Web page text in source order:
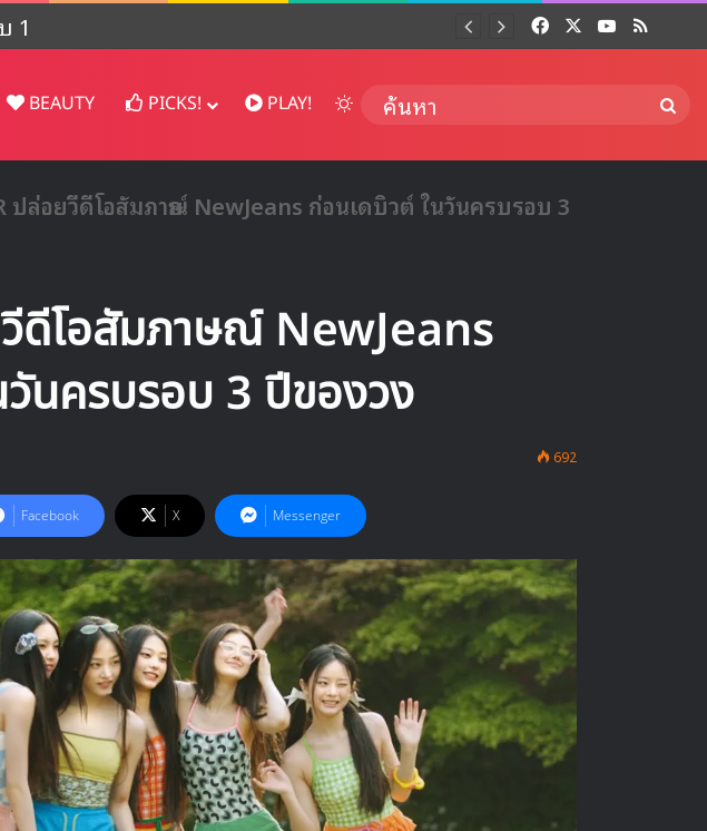
FacebookYouTube
RSS
BEAUTY PICKS! PLAY! Switch skin
ปล่อยวีดีโอสัมภาษณ์ NewJeans ก่อนเดบิวต์ ในวันครบรอบ 3
ดีโอสัมภาษณ์ NewJeans
นครบรอบ 3 ปีของวง
692
Facebook X Messenger